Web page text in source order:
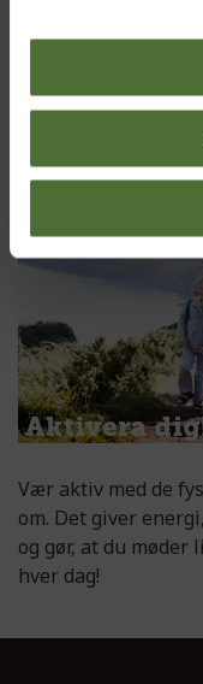
Det viser sig, at
dagens vigtigste
godt måltid mad.
Vær aktiv med de
om. Det giver
og gør, at du møder
hver dag!